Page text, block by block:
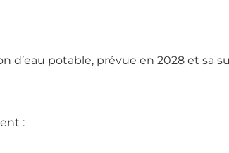
d’eau potable, prévue en 2028 et sa
: